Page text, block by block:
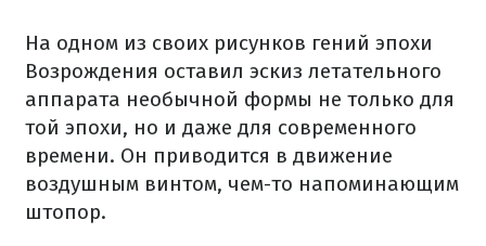
На одном из своих рисунков гений эпохи
Возрождения оставил эскиз летательного
аппарата необычной формы не только для
той эпохи, но и даже для современного
времени. Он приводится в движение
воздушным винтом, чем-то напоминающим
штопор.